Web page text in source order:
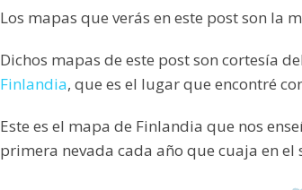
Los mapas que verás en este post son la
Dichos mapas de este post son cortesía
Finlandia, que es el lugar que encontré
Este es el mapa de Finlandia que nos
primera nevada cada año que cuaja en el